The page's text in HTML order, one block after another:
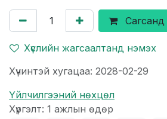
Хүслийн жагсаалтанд нэмэх
Хүчинтэй хугацаа: 2028-02-29
Үйлчилгээний нөхцөл
Хүргэлт: 1 ажлын өдөр